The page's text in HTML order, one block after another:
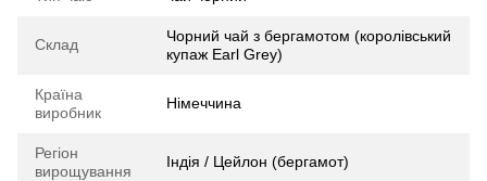
Склад
Чорний чай з бергамотом (королівський
купаж Earl Grey)
Країна
виробник
Німеччина
Регіон
вирощування
Індія / Цейлон (бергамот)